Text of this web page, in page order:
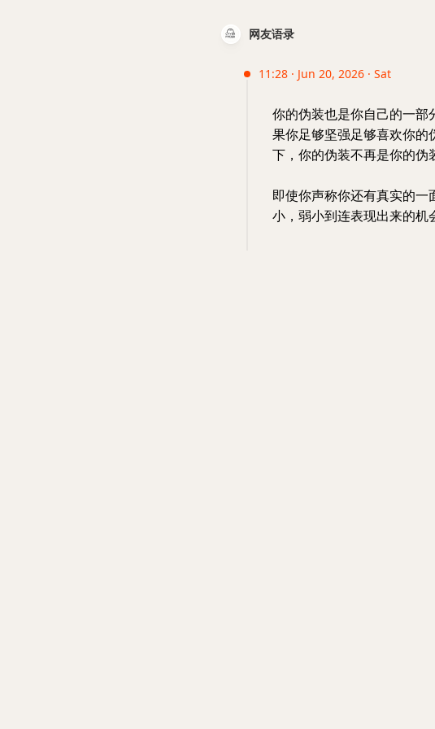
网友语录
11:28 · Jun 20, 2026 · Sat
你的伪装也是你自己的一部
果你足够坚强足够喜欢你
下，你的伪装不再是你的伪
即使你声称你还有真实的
小，弱小到连表现出来的机